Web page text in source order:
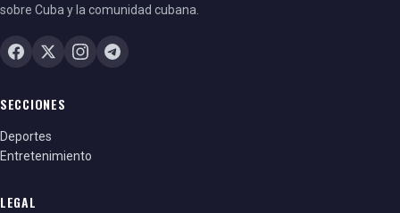
sobre Cuba y la comunidad cubana.
SECCIONES
Deportes
Entretenimiento
LEGAL